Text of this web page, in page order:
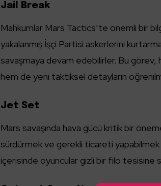
Jail Break
Mahkumlar Mars Tactics’te önemli bir
yakalanmış İşçi Partisi askerlerini
savaşmaya devam edebilirler. Bu görev,
hem de yeni taktiksel detayların
Jet Set
Mars savaşında hava gücü kritik bir
sürdürmek ve gerekli ticareti yapabilmek
içerisinde oyuncular gizli bir filo tesisine